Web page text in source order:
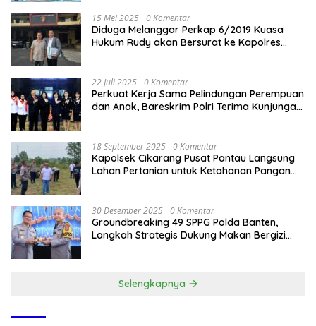
15 Mei 2025 0 Komentar
Diduga Melanggar Perkap 6/2019 Kuasa
Hukum Rudy akan Bersurat ke Kapolres
22 Juli 2025 0 Komentar
Perkuat Kerja Sama Pelindungan Perempuan
dan Anak, Bareskrim Polri Terima Kunjungan
18 September 2025 0 Komentar
Kapolsek Cikarang Pusat Pantau Langsung
Lahan Pertanian untuk Ketahanan Pangan
30 Desember 2025 0 Komentar
Groundbreaking 49 SPPG Polda Banten,
Langkah Strategis Dukung Makan Bergizi
Selengkapnya